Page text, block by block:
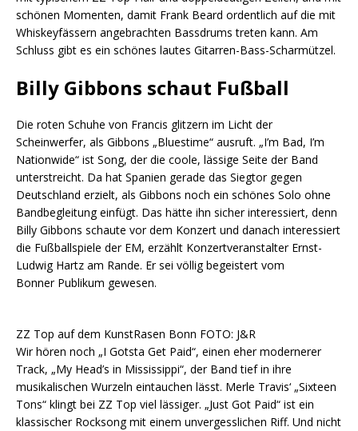
schönen Momenten, damit Frank Beard ordentlich auf die mit
Whiskeyfässern angebrachten Bassdrums treten kann. Am
Schluss gibt es ein schönes lautes Gitarren-Bass-Scharmützel.
Billy Gibbons schaut Fußball
Die roten Schuhe von Francis glitzern im Licht der
Scheinwerfer, als Gibbons „Bluestime“ ausruft. „I’m Bad, I’m
Nationwide“ ist Song, der die coole, lässige Seite der Band
unterstreicht. Da hat Spanien gerade das Siegtor gegen
Deutschland erzielt, als Gibbons noch ein schönes Solo ohne
Bandbegleitung einfügt. Das hätte ihn sicher interessiert, denn
Billy Gibbons schaute vor dem Konzert und danach interessiert
die Fußballspiele der EM, erzählt Konzertveranstalter Ernst-
Ludwig Hartz am Rande. Er sei völlig begeistert vom
Bonner Publikum gewesen.
ZZ Top auf dem KunstRasen Bonn FOTO: J&R
Wir hören noch „I Gotsta Get Paid“, einen eher modernerer
Track, „My Head’s in Mississippi“, der Band tief in ihre
musikalischen Wurzeln eintauchen lässt. Merle Travis‘ „Sixteen
Tons“ klingt bei ZZ Top viel lässiger. „Just Got Paid“ ist ein
klassischer Rocksong mit einem unvergesslichen Riff. Und nicht